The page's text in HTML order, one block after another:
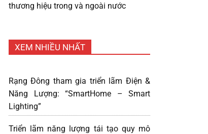
thương hiệu trong và ngoài nước
XEM NHIỀU NHẤT
Rạng Đông tham gia triển lãm Điện &
Năng Lượng: “SmartHome – Smart
Lighting”
Triển lãm năng lượng tái tạo quy mô